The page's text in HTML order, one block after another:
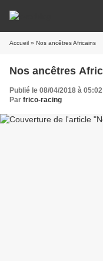
Accueil » Nos ancêtres Africains
Nos ancêtres
Publié le 08/04/2018 à 05:02
Par frico-racing